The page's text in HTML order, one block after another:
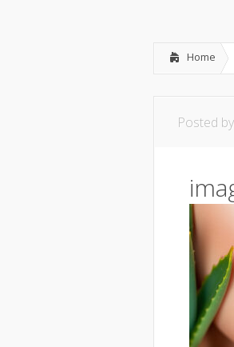
Home
Posted by